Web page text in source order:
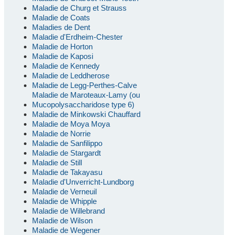
Maladie de Churg et Strauss
Maladie de Coats
Maladies de Dent
Maladie d'Erdheim-Chester
Maladie de Horton
Maladie de Kaposi
Maladie de Kennedy
Maladie de Leddherose
Maladie de Legg-Perthes-Calve
Maladie de Maroteaux-Lamy (ou
Mucopolysaccharidose type 6)
Maladie de Minkowski Chauffard
Maladie de Moya Moya
Maladie de Norrie
Maladie de Sanfilippo
Maladie de Stargardt
Maladie de Still
Maladie de Takayasu
Maladie d'Unverricht-Lundborg
Maladie de Verneuil
Maladie de Whipple
Maladie de Willebrand
Maladie de Wilson
Maladie de Wegener